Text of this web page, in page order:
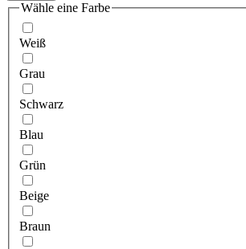
Wähle eine Farbe
Weiß
Grau
Schwarz
Blau
Grün
Beige
Braun